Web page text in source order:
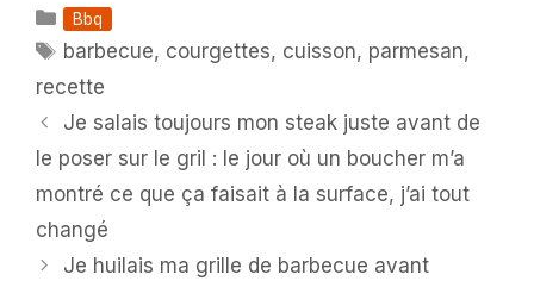
Catégories
Bbq
Étiquettes
barbecue, courgettes, cuisson, parmesan,
recette
Je salais toujours mon steak juste avant de
le poser sur le gril : le jour où un boucher m’a
montré ce que ça faisait à la surface, j’ai tout
changé
Je huilais ma grille de barbecue avant